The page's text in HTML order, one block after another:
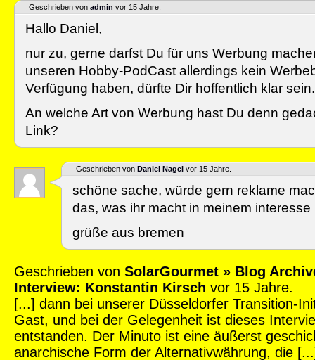
Geschrieben von admin vor 15 Jahre.
Hallo Daniel,
nur zu, gerne darfst Du für uns Werbung
unseren Hobby-PodCast allerdings kein
Verfügung haben, dürfte Dir hoffentlich klar sein.
An welche Art von Werbung hast Du denn
Link?
Geschrieben von Daniel Nagel vor 15 Jahre.
schöne sache, würde gern reklame
das, was ihr macht in meinem interesse
grüße aus bremen
Geschrieben von SolarGourmet » Blog
Interview: Konstantin Kirsch vor 15 Jahre.
[...] dann bei unserer Düsseldorfer Transition-
Gast, und bei der Gelegenheit ist dieses
entstanden. Der Minuto ist eine äußerst
anarchische Form der Alternativwährung, die